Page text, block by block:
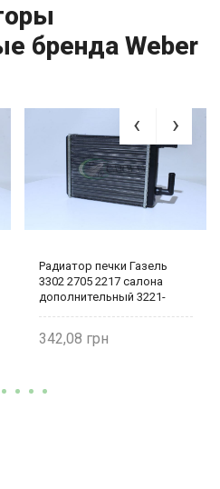
бренда Weber
Радиатор печки Газель
3302 2705 2217 салона
дополнительный 3221-
342,08